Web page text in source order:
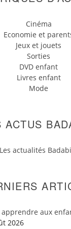
Cinéma
Economie et
Jeux et jouets
Sorties
DVD enfant
Livres enfant
Mode
ACTUS
Les actualités
aux
2026